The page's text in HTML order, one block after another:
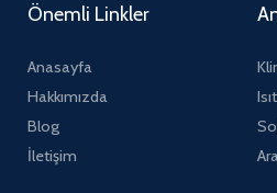
Önemli Linkler
Anasayfa
Hakkımızda
Blog
İletişim